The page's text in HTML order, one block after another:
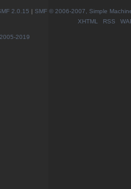
2.0.15 | SMF © 2006-2007, Simple
XHTML
RSS
2019